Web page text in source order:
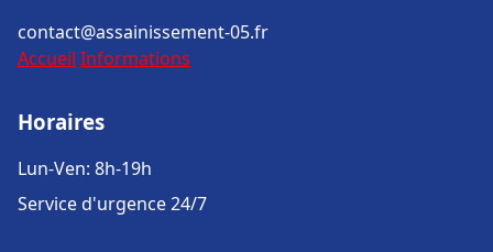
contact@assainissement-05.fr
Accueil Informations
Horaires
Lun-Ven: 8h-19h
Service d'urgence 24/7